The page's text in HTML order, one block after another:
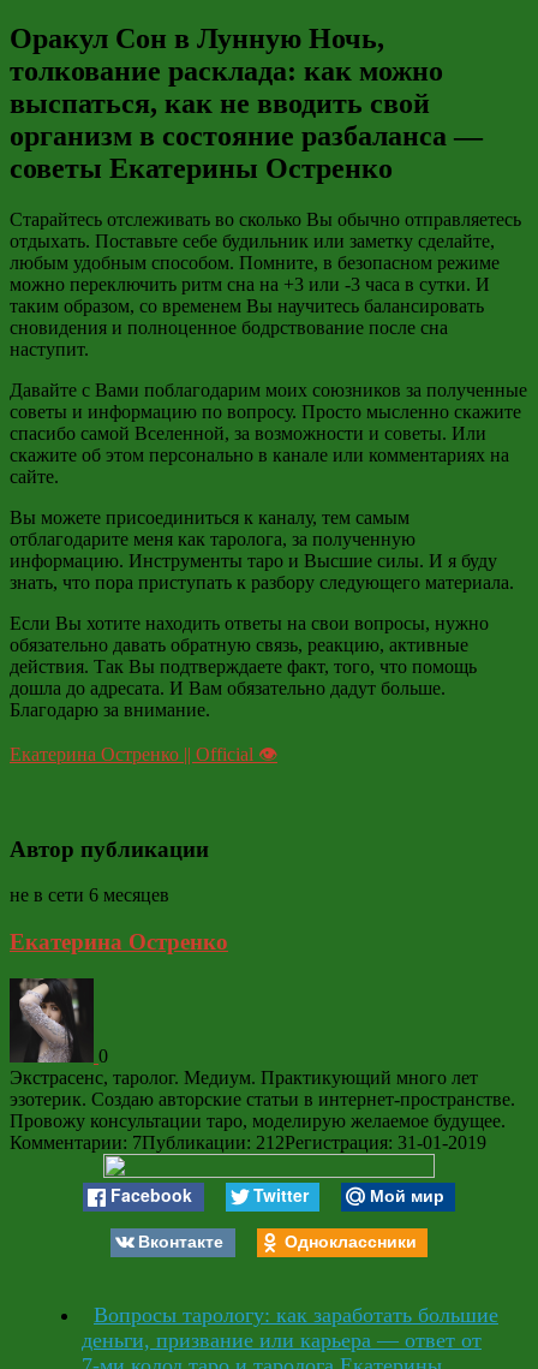
Оракул Сон в Лунную Ночь,
толкование расклада: как можно
выспаться, как не вводить свой
организм в состояние разбаланса —
советы Екатерины Остренко
Старайтесь отслеживать во сколько Вы обычно отправляетесь
отдыхать. Поставьте себе будильник или заметку сделайте,
любым удобным способом. Помните, в безопасном режиме
можно переключить ритм сна на +3 или -3 часа в сутки. И
таким образом, со временем Вы научитесь балансировать
сновидения и полноценное бодрствование после сна
наступит.
Давайте с Вами поблагодарим моих союзников за полученные
советы и информацию по вопросу. Просто мысленно скажите
спасибо самой Вселенной, за возможности и советы. Или
скажите об этом персонально в канале или комментариях на
сайте.
Вы можете присоединиться к каналу, тем самым
отблагодарите меня как таролога, за полученную
информацию. Инструменты таро и Высшие силы. И я буду
знать, что пора приступать к разбору следующего материала.
Если Вы хотите находить ответы на свои вопросы, нужно
обязательно давать обратную связь, реакцию, активные
действия. Так Вы подтверждаете факт, того, что помощь
дошла до адресата. И Вам обязательно дадут больше.
Благодарю за внимание.
Екатерина Остренко || Official 👁
Автор публикации
не в сети 6 месяцев
Екатерина Остренко
0
Экстрасенс, таролог. Медиум. Практикующий много лет
эзотерик. Создаю авторские статьи в интернет-пространстве.
Провожу консультации таро, моделирую желаемое будущее.
Комментарии: 7Публикации: 212Регистрация: 31-01-2019
Facebook Twitter
Мой мир
Вконтакте
Одноклассники
Вопросы тарологу: как заработать большие
деньги, призвание или карьера — ответ от